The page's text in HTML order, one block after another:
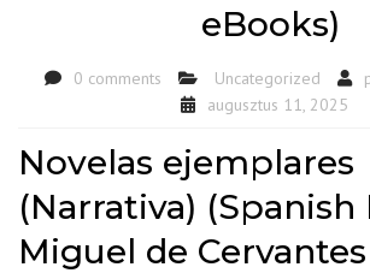
eBooks)
0 comments Uncategorized
augusztus 11, 2025
Novelas ejemplares
(Narrativa) (Spanish
Miguel de Cervantes